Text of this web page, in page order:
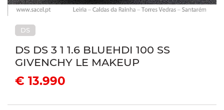
DS
DS DS 3 1 1.6 BLUEHDI 100 SS
GIVENCHY LE MAKEUP
€ 13.990